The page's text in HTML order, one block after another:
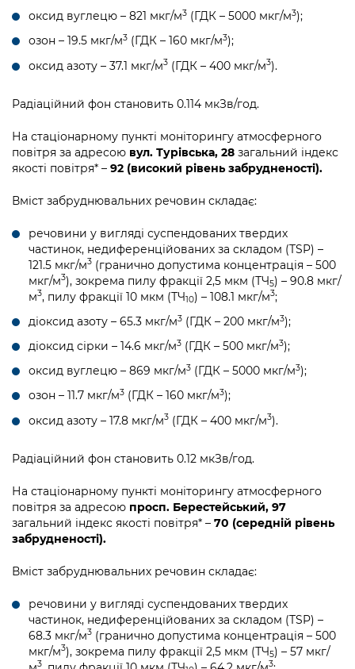
оксид вуглецю – 821 мкг/м3 (ГДК – 5000 мкг/м3);
озон – 19.5 мкг/м3 (ГДК – 160 мкг/м3);
оксид азоту – 37.1 мкг/м3 (ГДК – 400 мкг/м3).
Радіаційний фон становить 0.114 мкЗв/год.
На стаціонарному пункті моніторингу атмосферного
повітря за адресою вул. Турівська, 28 загальний індекс
якості повітря* – 92 (високий рівень забрудненості).
Вміст забруднювальних речовин складає:
речовини у вигляді суспендованих твердих
частинок, недиференційованих за складом (TSP) –
121.5 мкг/м3 (гранично допустима концентрація – 500
мкг/м3), зокрема пилу фракції 2,5 мкм (ТЧ5) – 90.8 мкг/
м3, пилу фракції 10 мкм (ТЧ10) – 108.1 мкг/м3;
діоксид азоту – 65.3 мкг/м3 (ГДК – 200 мкг/м3);
діоксид сірки – 14.6 мкг/м3 (ГДК – 500 мкг/м3);
оксид вуглецю – 869 мкг/м3 (ГДК – 5000 мкг/м3);
озон – 11.7 мкг/м3 (ГДК – 160 мкг/м3);
оксид азоту – 17.8 мкг/м3 (ГДК – 400 мкг/м3).
Радіаційний фон становить 0.12 мкЗв/год.
На стаціонарному пункті моніторингу атмосферного
повітря за адресою просп. Берестейський, 97
загальний індекс якості повітря* – 70 (середній рівень
забрудненості).
Вміст забруднювальних речовин складає:
речовини у вигляді суспендованих твердих
частинок, недиференційованих за складом (TSP) –
68.3 мкг/м3 (гранично допустима концентрація – 500
мкг/м3), зокрема пилу фракції 2,5 мкм (ТЧ5) – 57 мкг/
3 3